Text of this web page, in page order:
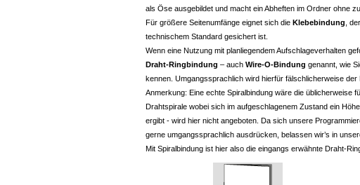
als Öse ausgebildet und macht ein Abheften im Ordner ohne
Für größere Seitenumfänge eignet sich die Klebebindung ,
technischem Standard gesichert ist.
Wenn eine Nutzung mit planliegendem Aufschlageverhalten
Draht-Ringbindung – auch Wire-O-Bindung genannt, wie
kennen. Umgangssprachlich wird hierfür fälschlicherweise der
Anmerkung: Eine echte Spiralbindung wäre die üblicherweise
Drahtspirale wobei sich im aufgeschlagenem Zustand ein
ergibt - wird hier nicht angeboten. Da sich unsere
gerne umgangssprachlich ausdrücken, belassen wir’s in
Mit Spiralbindung ist hier also die eingangs erwähnte Draht-